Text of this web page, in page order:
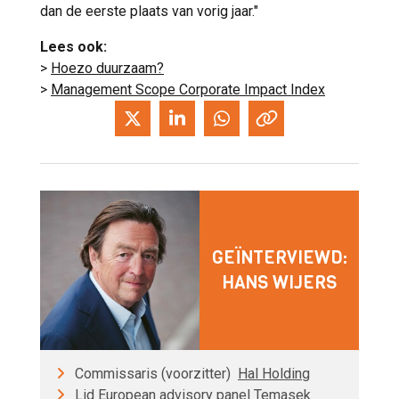
dan de eerste plaats van vorig jaar."
Lees ook:
> Hoezo duurzaam?
> Management Scope Corporate Impact Index
GEÏNTERVIEWD:
HANS WIJERS
Commissaris (voorzitter) Hal Holding
Lid European advisory panel Temasek